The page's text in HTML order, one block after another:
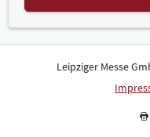
Leipziger Messe